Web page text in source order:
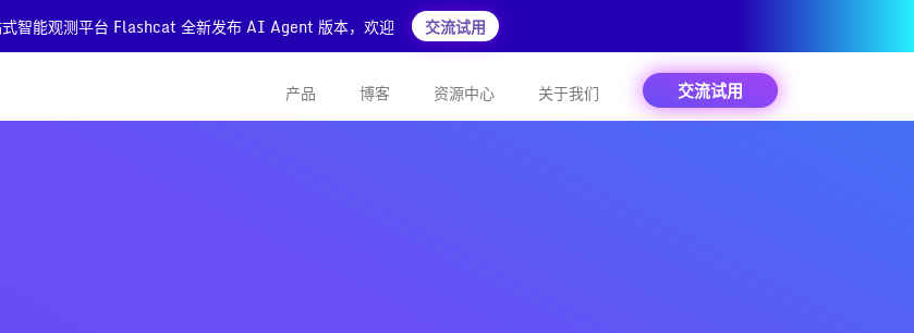
智能观测平台 Flashcat 全新发布 AI Agent 版本，欢迎 交流试用
产品 博客 资源中心 关于我们 交流试用